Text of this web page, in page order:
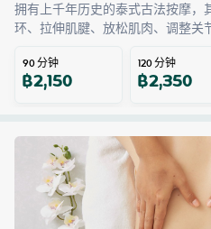
拥有上千年历史的泰式古法按摩
环、拉伸肌腱、放松肌肉、调整关
90分钟
฿2,150 120分钟
฿2,350